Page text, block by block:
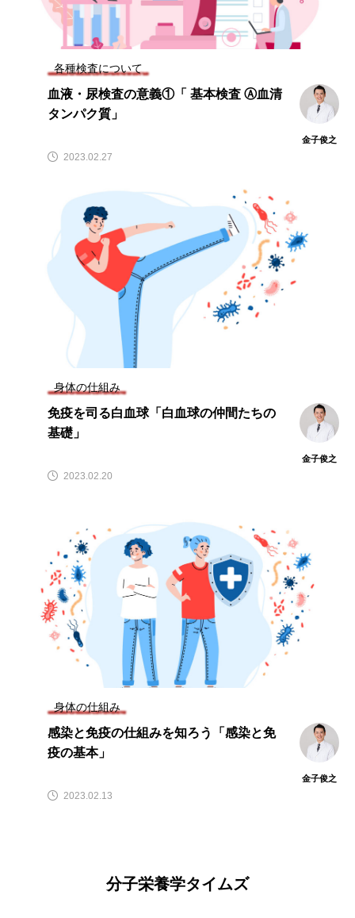
微量ミネラル 糖質 糖質・血糖値
脂溶性ビタミン
貧血 貧血 鉄 貧血鉄 酵素 鉄
各種検査について
血液・尿検査の意義①「 基本検査 Ⓐ血清
タンパク質」
金子俊之
2023.02.27
身体の仕組み
免疫を司る白血球「白血球の仲間たちの
基礎」
金子俊之
2023.02.20
身体の仕組み
感染と免疫の仕組みを知ろう「感染と免
疫の基本」
金子俊之
2023.02.13
分子栄養学タイムズ